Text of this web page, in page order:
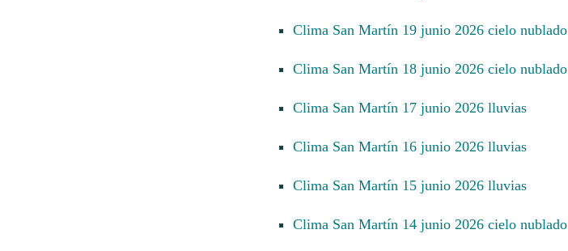
Clima San Martín 19 junio 2026 cielo nublado
Clima San Martín 18 junio 2026 cielo nublado
Clima San Martín 17 junio 2026 lluvias
Clima San Martín 16 junio 2026 lluvias
Clima San Martín 15 junio 2026 lluvias
Clima San Martín 14 junio 2026 cielo nublado